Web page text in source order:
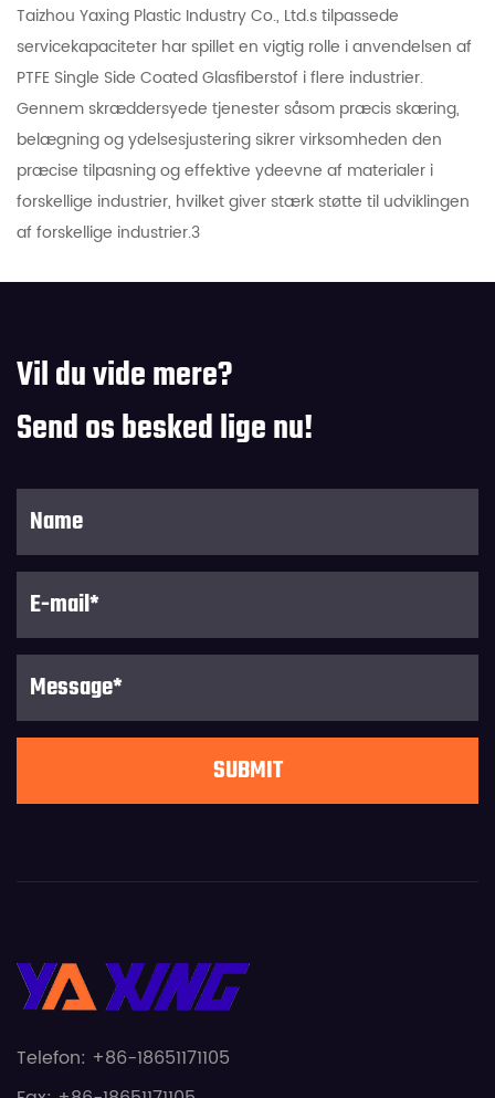
Taizhou Yaxing Plastic Industry Co., Ltd.s tilpassede
servicekapaciteter har spillet en vigtig rolle i anvendelsen af ​​
PTFE Single Side Coated Glasfiberstof i flere industrier.
Gennem skræddersyede tjenester såsom præcis skæring,
belægning og ydelsesjustering sikrer virksomheden den
præcise tilpasning og effektive ydeevne af materialer i
forskellige industrier, hvilket giver stærk støtte til udviklingen
af ​​forskellige industrier.3
Vil du vide mere?
Send os besked lige nu!
Telefon: +86-18651171105